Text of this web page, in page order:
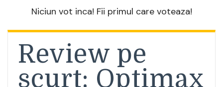
Niciun vot inca! Fii primul care voteaza!
Review pe
scurt: Optimax